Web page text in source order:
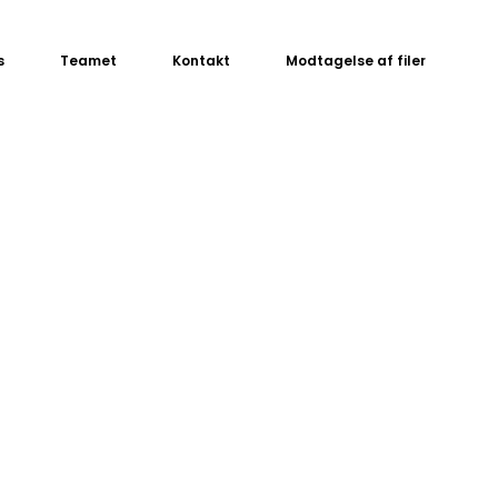
Teamet Kontakt Modtagelse af filer